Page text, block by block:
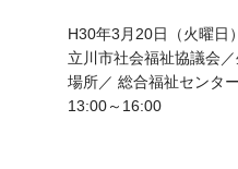
H30年3月20日（火曜日）
立川市社会福祉協議会
場所／ 総合福祉センター
13:00～16:00